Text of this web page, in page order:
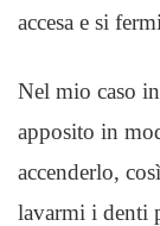
accesa e si
Nel mio caso
apposito in
accenderlo,
lavarmi i denti